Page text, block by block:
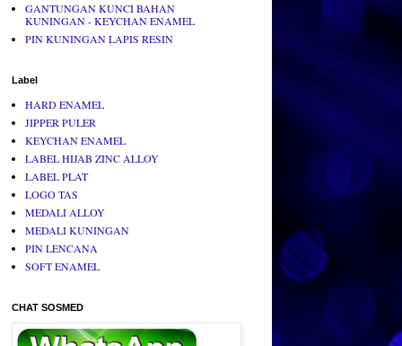
GANTUNGAN KUNCI BAHAN
KUNINGAN - KEYCHAN ENAMEL
PIN KUNINGAN LAPIS RESIN
Label
HARD ENAMEL
JIPPER PULER
KEYCHAN ENAMEL
LABEL HIJAB ZINC ALLOY
LABEL PLAT
LOGO TAS
MEDALI ALLOY
MEDALI KUNINGAN
PIN LENCANA
SOFT ENAMEL
CHAT SOSMED